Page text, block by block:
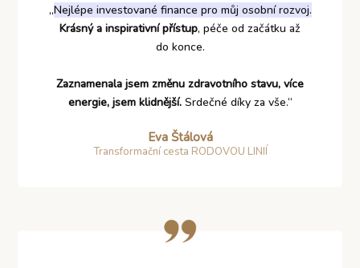
„Nejlépe investované finance pro můj osobní rozvoj.
Krásný a inspirativní přístup, péče od začátku až
do konce.
Zaznamenala jsem změnu zdravotního stavu, více
energie, jsem klidnější.Srdečné díky za vše.“
Eva Štálová
Transformační cesta RODOVOU LINIÍ